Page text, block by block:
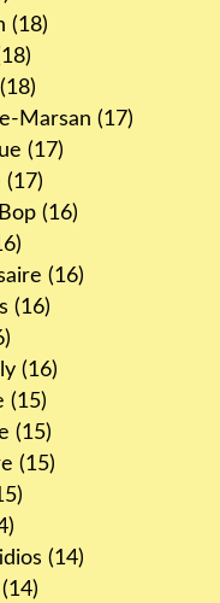
(18)
(18)
Marsan (17)
(17)
(17)
(16)
(16)
(16)
(16)
(15)
(15)
(15)
(14)
(14)